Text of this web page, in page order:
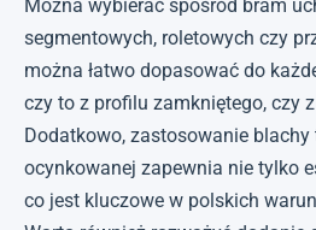
Można wybierać spośród bram
segmentowych, roletowych czy
można łatwo dopasować do
czy to z profilu zamkniętego, czy
Dodatkowo, zastosowanie
ocynkowanej zapewnia nie tylko
co jest kluczowe w polskich